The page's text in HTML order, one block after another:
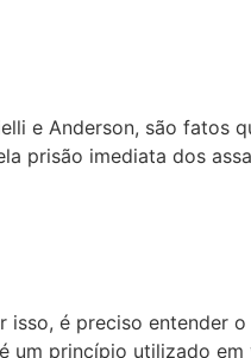
e Anderson, são fatos
prisão imediata dos
isso, é preciso entender o
um princípio utilizado em